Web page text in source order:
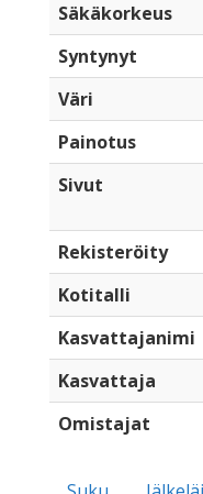
Säkäkorkeus
Syntynyt
Väri
Painotus
Sivut
Rekisteröity
Kotitalli
Kasvattajanimi
Kasvattaja
Omistajat